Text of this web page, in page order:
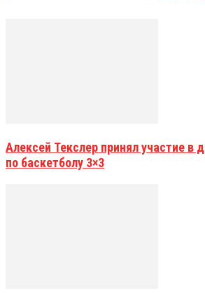
Алексей Текслер принял участие в
по баскетболу 3×3